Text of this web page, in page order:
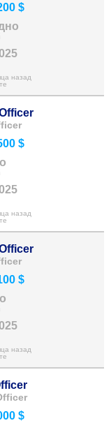
$
назад
$
назад
$
назад
$